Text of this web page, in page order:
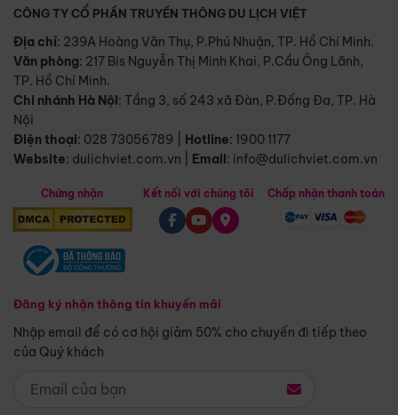
CÔNG TY CỔ PHẦN TRUYỀN THÔNG DU LỊCH VIỆT
Địa chỉ: 239A Hoàng Văn Thụ, P.Phú Nhuận, TP. Hồ Chí Minh.
Văn phòng: 217 Bis Nguyễn Thị Minh Khai, P.Cầu Ông Lãnh,
TP. Hồ Chí Minh.
Chi nhánh Hà Nội: Tầng 3, số 243 xã Đàn, P.Đống Đa, TP. Hà
Nội
Điện thoại: 028 73056789 Hotline: 1900 1177
Website: dulichviet.com.vn Email: info@dulichviet.com.vn
Chứng nhận
Đăng ký nhận thông tin khuyến mãi
Nhập email để có cơ hội giảm 50% cho chuyến đi tiếp theo
của Quý khách
Kết nối với chúng tôi Chấp nhận thanh toán